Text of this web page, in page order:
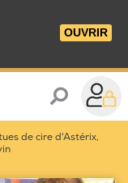
OUVRIR
de cire d'Astérix,